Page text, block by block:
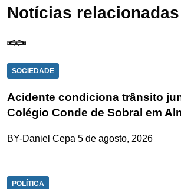
Notícias relacionadas
SOCIEDADE
Acidente condiciona trânsito
Colégio Conde de Sobral em
BY-Daniel Cepa 5 de agosto, 2026
POLÍTICA